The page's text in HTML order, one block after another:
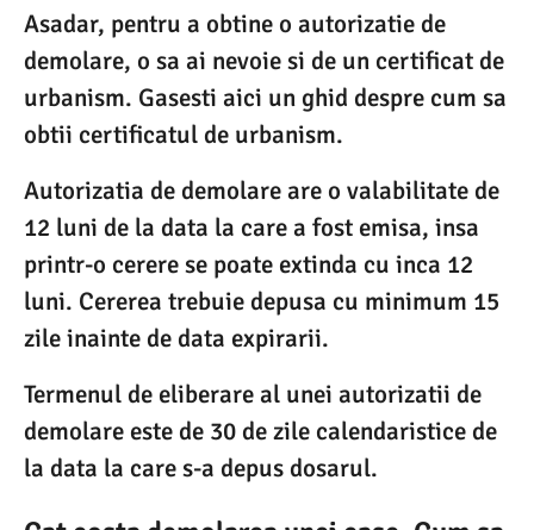
Asadar, pentru a obtine o autorizatie de
demolare, o sa ai nevoie si de un certificat de
urbanism. Gasesti aici un ghid despre cum sa
obtii certificatul de urbanism.
Autorizatia de demolare are o valabilitate de
12 luni de la data la care a fost emisa, insa
printr-o cerere se poate extinda cu inca 12
luni. Cererea trebuie depusa cu minimum 15
zile inainte de data expirarii.
Termenul de eliberare al unei autorizatii de
demolare este de 30 de zile calendaristice de
la data la care s-a depus dosarul.